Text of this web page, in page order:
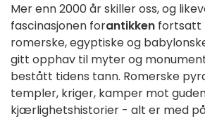
Mer enn 2000 år skiller oss, og
fascinasjonen forantikken fortsatt
romerske, egyptiske og
gitt opphav til myter og
bestått tidens tann. Romerske
templer, kriger, kamper mot
kjærlighetshistorier - alt er med